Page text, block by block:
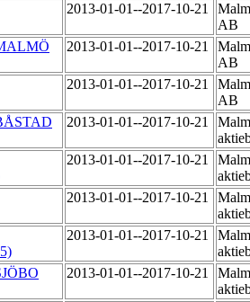
2013-01-01--2017-10-21
AB
2013-01-01--2017-10-21
AB
2013-01-01--2017-10-21
AB
2013-01-01--2017-10-21
2013-01-01--2017-10-21
2013-01-01--2017-10-21
2013-01-01--2017-10-21
2013-01-01--2017-10-21